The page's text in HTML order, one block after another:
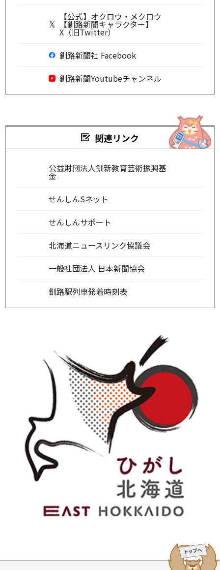
【公式】オクロウ・メクロウ
【釧路新聞キャラクター】
X（旧Twitter）
釧路新聞社 Facebook
釧路新聞Youtubeチャンネル
関連リンク
公益財団法人釧新教育芸術振興基
金
せんしんSネット
せんしんサポート
北海道ニュースリンク協議会
一般社団法人 日本新聞協会
釧路駅列車発着時刻表